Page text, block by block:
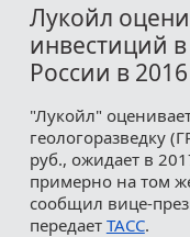
Лукойл
инвестиций в
России в
"Лукойл"
геологоразведку
руб., ожидает в
примерно на том
сообщил вице-
передает ТАСС.